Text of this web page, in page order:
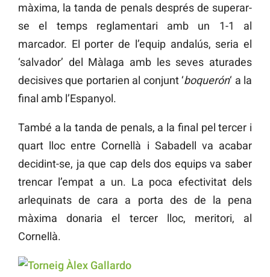
màxima, la tanda de penals després de superar-
se el temps reglamentari amb un 1-1 al
marcador. El porter de l’equip andalús, seria el
‘salvador’ del Màlaga amb les seves aturades
decisives que portarien al conjunt ‘boquerón‘ a la
final amb l’Espanyol.
També a la tanda de penals, a la final pel tercer i
quart lloc entre Cornellà i Sabadell va acabar
decidint-se, ja que cap dels dos equips va saber
trencar l’empat a un. La poca efectivitat dels
arlequinats de cara a porta des de la pena
màxima donaria el tercer lloc, meritori, al
Cornellà.